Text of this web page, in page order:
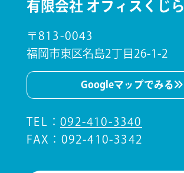
有限会社 オフィスくじら
〒813-0043
福岡市東区名島2丁目26-1-2
Googleマップでみる
TEL ：092-410-3340
FAX：092-410-3342